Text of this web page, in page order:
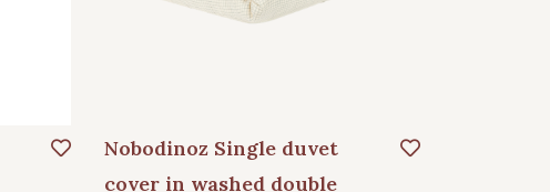
Nobodinoz Single duvet
cover in washed double